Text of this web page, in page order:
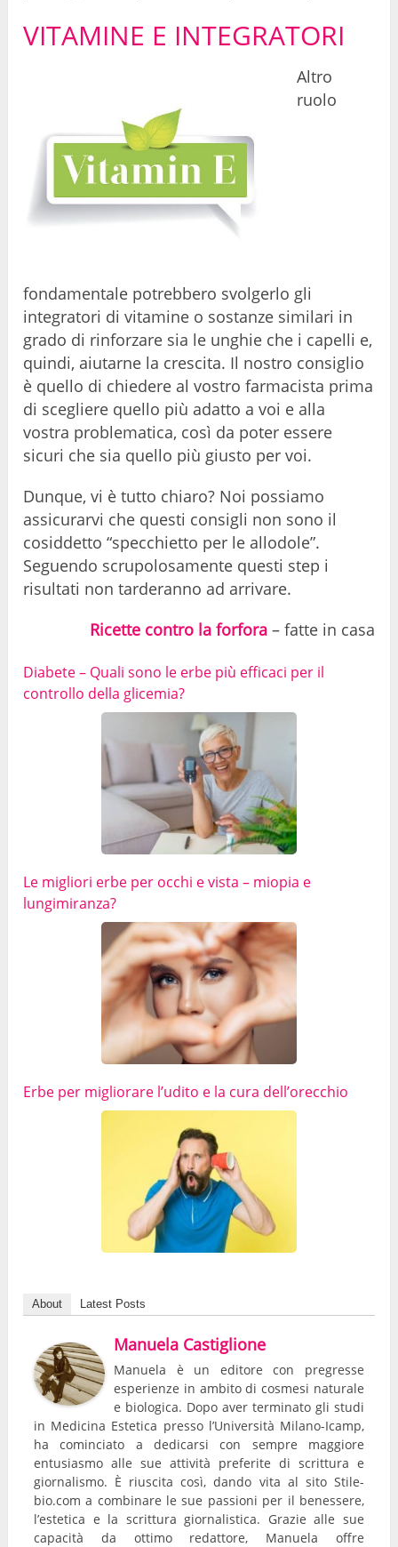
VITAMINE E INTEGRATORI
Altro
ruolo
fondamentale potrebbero svolgerlo gli
integratori di vitamine o sostanze similari in
grado di rinforzare sia le unghie che i capelli e,
quindi, aiutarne la crescita. Il nostro consiglio
è quello di chiedere al vostro farmacista prima
di scegliere quello più adatto a voi e alla
vostra problematica, così da poter essere
sicuri che sia quello più giusto per voi.
Dunque, vi è tutto chiaro? Noi possiamo
assicurarvi che questi consigli non sono il
cosiddetto “specchietto per le allodole”.
Seguendo scrupolosamente questi step i
risultati non tarderanno ad arrivare.
Ricette contro la forfora– fatte in casa
Diabete – Quali sono le erbe più efficaci per il
controllo della glicemia?
Le migliori erbe per occhi e vista – miopia e
lungimiranza?
Erbe per migliorare l’udito e la cura dell’orecchio
About Latest Posts
Manuela Castiglione
Manuela è un editore con pregresse
esperienze in ambito di cosmesi naturale
e biologica. Dopo aver terminato gli studi
in Medicina Estetica presso l’Università Milano-Icamp,
ha cominciato a dedicarsi con sempre maggiore
entusiasmo alle sue attività preferite di scrittura e
giornalismo. È riuscita così, dando vita al sito Stile-
bio.com a combinare le sue passioni per il benessere,
l’estetica e la scrittura giornalistica. Grazie alle sue
capacità da ottimo redattore, Manuela offre